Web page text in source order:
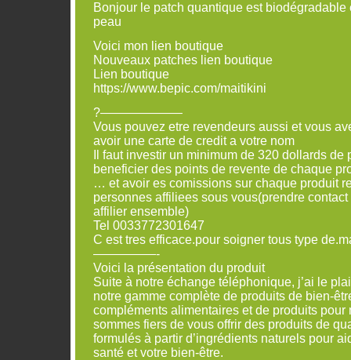
Bonjour le patch quantique est
peau
Voici mon lien boutique
Nouveaux patches lien boutique
Lien boutique
https://www.bepic.com/maitikini
?——————–
Vous pouvez etre revendeurs aussi et vous
avoir une carte de credit a votre nom
Il faut investir un minimum de 320 dollards de
beneficier des points de revente de chaque
… et avoir es comissions sur chaque produit
personnes affiliees sous vous(prendre
affilier ensemble)
Tel 0033772301647
C est tres efficace.pour soigner tous type
—————-
Voici la présentation du produit
Suite à notre échange téléphonique, j’ai le
notre gamme complète de produits de bien-
compléments alimentaires et de produits pour
sommes fiers de vous offrir des produits de
formulés à partir d’ingrédients naturels pour
santé et votre bien-être.